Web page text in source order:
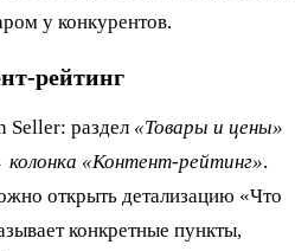
у конкурентов.
рейтинг
Seller: раздел «Товары и цены»
«Контент-рейтинг».
открыть детализацию «Что
конкретные пункты,